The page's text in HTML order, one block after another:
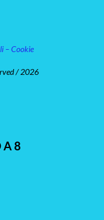
– Cookie
/ 2026
A 8